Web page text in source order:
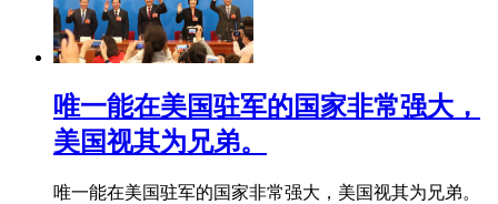
唯一能在美国驻军的国家非常强大，
美国视其为兄弟。
唯一能在美国驻军的国家非常强大，美国视其为兄弟。